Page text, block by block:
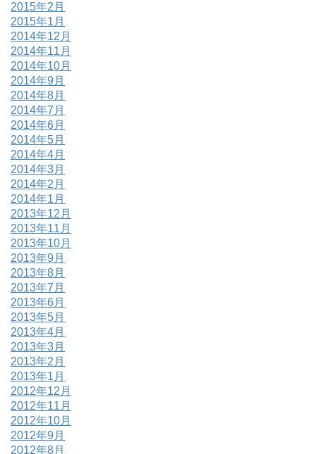
2015年2月
2015年1月
2014年12月
2014年11月
2014年10月
2014年9月
2014年8月
2014年7月
2014年6月
2014年5月
2014年4月
2014年3月
2014年2月
2014年1月
2013年12月
2013年11月
2013年10月
2013年9月
2013年8月
2013年7月
2013年6月
2013年5月
2013年4月
2013年3月
2013年2月
2013年1月
2012年12月
2012年11月
2012年10月
2012年9月
2012年8月